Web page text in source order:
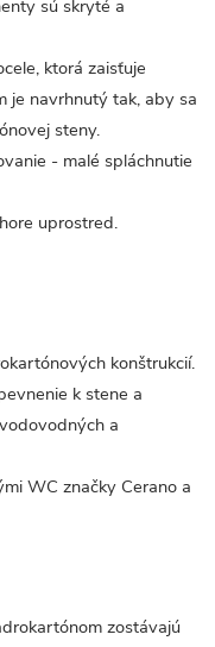
sú skryté a
ktorá zaisťuje
je navrhnutý tak, aby sa
steny.
- malé spláchnutie
uprostred.
konštrukcií.
k stene a
a
WC značky Cerano a
zostávajú